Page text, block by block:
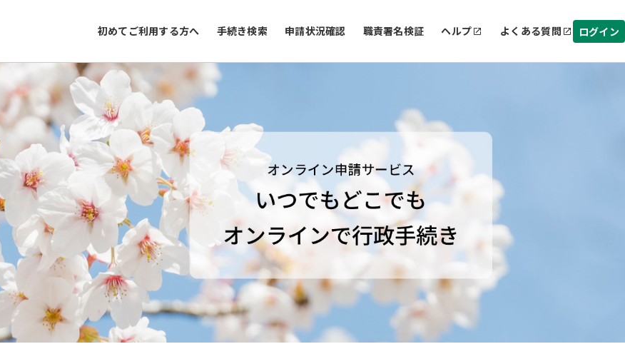
初めてご利用する方へ 手続き検索 申請状況確認 職責署名検証 ヘルプ よくある質問 ログイン